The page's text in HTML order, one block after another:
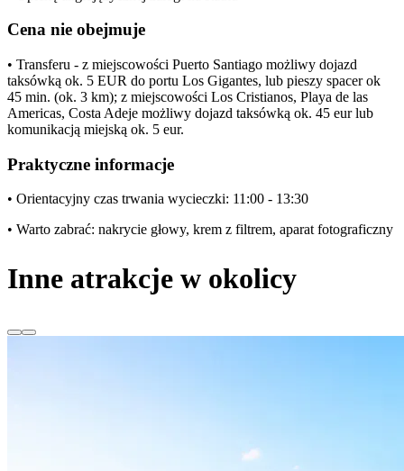
Cena nie obejmuje
• Transferu - z miejscowości Puerto Santiago możliwy dojazd
taksówką ok. 5 EUR do portu Los Gigantes, lub pieszy spacer ok
45 min. (ok. 3 km); z miejscowości Los Cristianos, Playa de las
Americas, Costa Adeje możliwy dojazd taksówką ok. 45 eur lub
komunikacją miejską ok. 5 eur.
Praktyczne informacje
• Orientacyjny czas trwania wycieczki: 11:00 - 13:30
• Warto zabrać: nakrycie głowy, krem z filtrem, aparat fotograficzny
Inne atrakcje w okolicy